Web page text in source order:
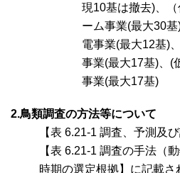
現10基は撤去)、
ーム事業(最大30
電事業(最大12基)
事業(最大17基)、(
事業(最大17基)
2.鳥類調査の方法等について
【表 6.21-1 調査、予測及
【表 6.21-1 調査の手法（
時期の選定根拠】に記載さ